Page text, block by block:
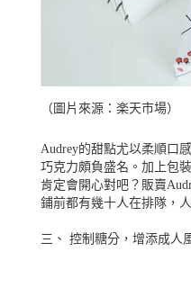
（圖片來源： 楽天市場）
Audrey的甜點尤以柔順口
巧克力頗負盛名。加上包
肯定會開心對吧？販賣
鋪前都有幾十人在排隊，
三、 控制糖分，增添成人